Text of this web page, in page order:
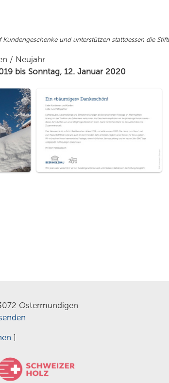
und unterstützen stattdessen die
/ Neujahr
bis Sonntag, 12. Januar 2020
Ostermundigen
]